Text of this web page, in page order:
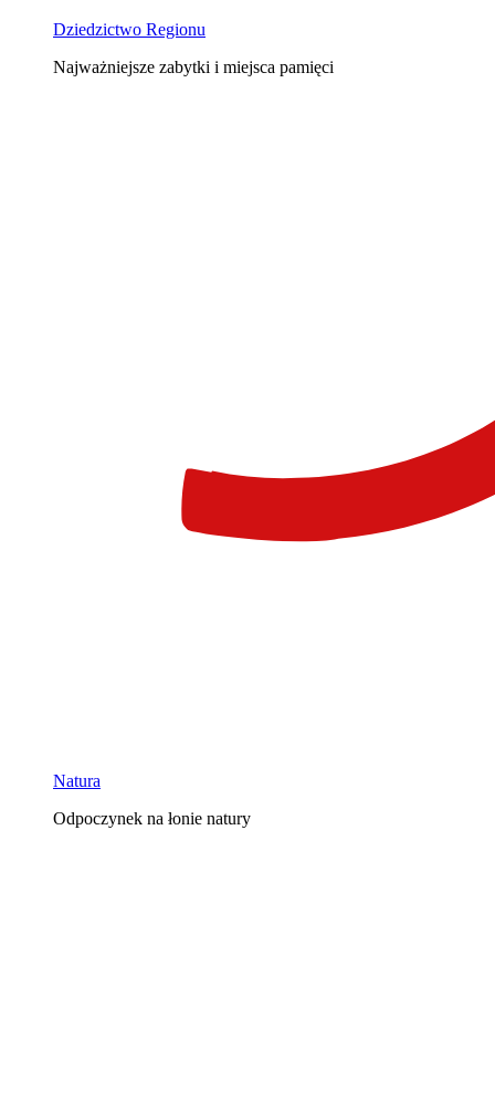
Dziedzictwo Regionu
Najważniejsze zabytki i miejsca pamięci
Natura
Odpoczynek na łonie natury